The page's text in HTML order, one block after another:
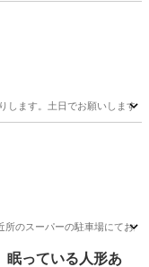
します。土日でお願いします
のスーパーの駐車場にてお
眠っている人形あ